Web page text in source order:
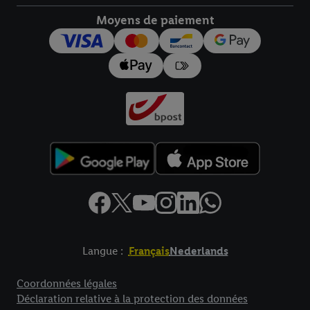
Moyens de paiement
Langue : FrançaisNederlands
Coordonnées légales
Déclaration relative à la protection des données
pour l’avenir dans notredéclaration relative à la protection des
données. Vous trouverez les impressions ici.